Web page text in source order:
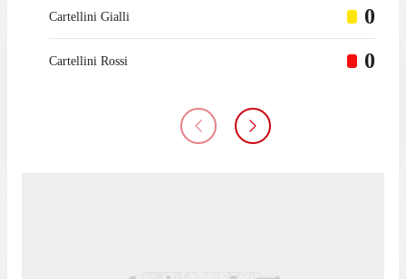
Cartellini Gialli 0
Cartellini Rossi 0